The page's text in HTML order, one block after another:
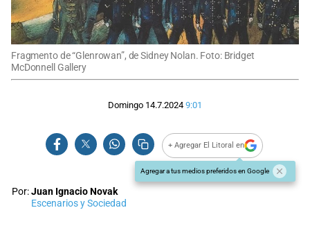
Fragmento de “Glenrowan”, de Sidney Nolan. Foto: Bridget
McDonnell Gallery
Domingo 14.7.2024 9:01
+ Agregar El Litoral en
Agregar a tus medios preferidos en Google
Por:Juan Ignacio Novak
Escenarios y Sociedad